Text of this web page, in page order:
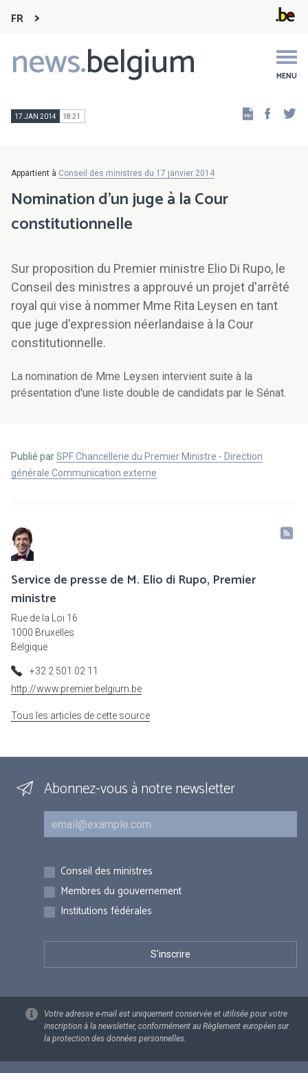
FR
news.belgium MENU
Main
navigation
17 JAN 2014 18:21
Appartient à Conseil des ministres du 17 janvier 2014
Nomination d'un juge à la Cour
constitutionnelle
Sur proposition du Premier ministre Elio Di Rupo, le
Conseil des ministres a approuvé un projet d'arrêté
royal qui vise à nommer Mme Rita Leysen en tant
que juge d'expression néerlandaise à la Cour
constitutionnelle.
La nomination de Mme Leysen intervient suite à la
présentation d'une liste double de candidats par le Sénat.
Publié parSPF Chancellerie du Premier Ministre - Direction
générale Communication externe
Service de presse de M. Elio di Rupo, Premier
ministre
Rue de la Loi 16
1000 Bruxelles
Belgique
+32 2 501 02 11
http://www.premier.belgium.be
Tous les articles de cette source
Abonnez-vous à notre newsletter
Courriel
Inscriptions
Conseil des ministres
Membres du gouvernement
Institutions fédérales
Votre adresse e-mail est uniquement conservée et utilisée pour votre
inscription à la newsletter, conformément au Règlement européen sur
la protection des données personnelles.